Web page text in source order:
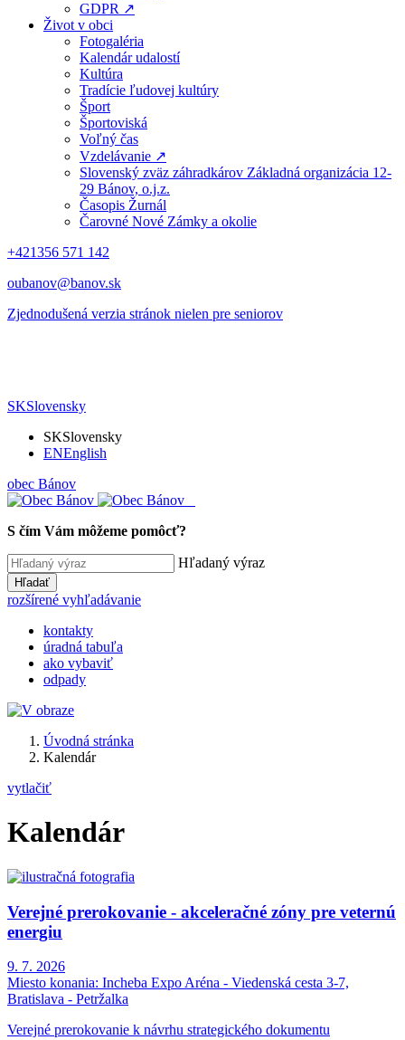
GDPR ↗
Život v obci
Fotogaléria
Kalendár udalostí
Kultúra
Tradície ľudovej kultúry
Šport
Športoviská
Voľný čas
Vzdelávanie ↗
Slovenský zväz záhradkárov Základná organizácia 12-
29 Bánov, o.j.z.
Časopis Žurnál
Čarovné Nové Zámky a okolie
+421356 571 142
oubanov@banov.sk
Zjednodušená verzia stránok nielen pre seniorov
SKSlovensky
SKSlovensky
ENEnglish
obec Bánov
S čím Vám môžeme pomôcť?
Hľadaný výraz
Hľadať
rozšírené vyhľadávanie
kontakty
úradná tabuľa
ako vybaviť
odpady
Úvodná stránka
Kalendár
vytlačiť
Kalendár
Verejné prerokovanie - akceleračné zóny pre veternú
energiu
9. 7. 2026
Miesto konania: Incheba Expo Aréna - Viedenská cesta 3-7,
Bratislava - Petržalka
Verejné prerokovanie k návrhu strategického dokumentu